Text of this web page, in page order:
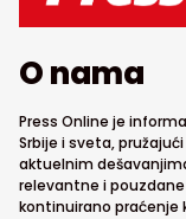
O nama
Press Online je
Srbije i sveta,
aktuelnim
relevantne i
kontinuirano praćenje